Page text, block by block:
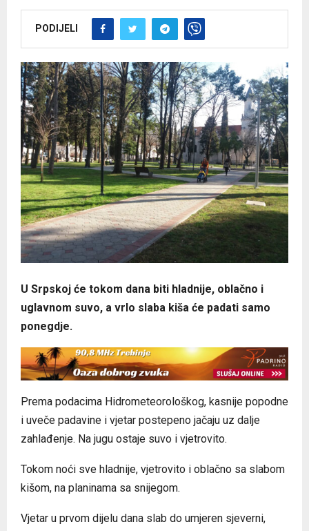
PODIJELI
U Srpskoj će tokom dana biti hladnije, oblačno i
uglavnom suvo, a vrlo slaba kiša će padati samo
ponegdje.
Prema podacima Hidrometeorološkog, kasnije popodne
i uveče padavine i vjetar postepeno jačaju uz dalje
zahlađenje. Na jugu ostaje suvo i vjetrovito.
Tokom noći sve hladnije, vjetrovito i oblačno sa slabom
kišom, na planinama sa snijegom.
Vjetar u prvom dijelu dana slab do umjeren sjeverni,